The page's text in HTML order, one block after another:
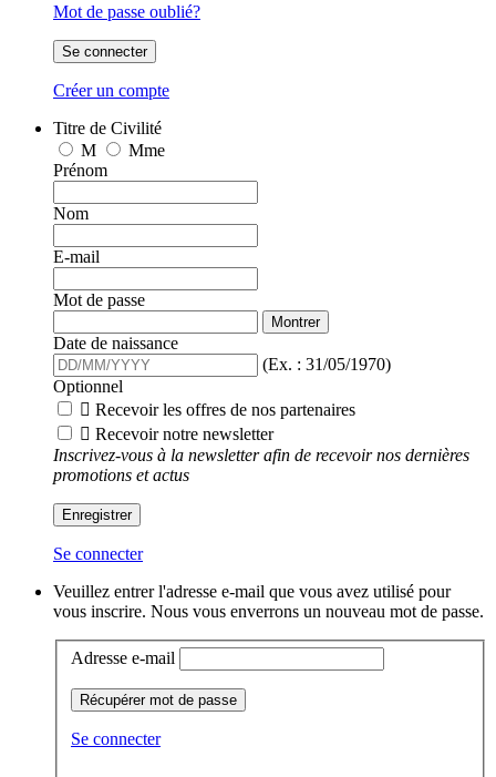
Mot de passe oublié?
Se connecter
Créer un compte
Titre de Civilité
M
Mme
Prénom
Nom
E-mail
Mot de passe
Montrer
Date de naissance
(Ex. : 31/05/1970)
Optionnel
 Recevoir les offres de nos partenaires
 Recevoir notre newsletter
Inscrivez-vous à la newsletter afin de recevoir nos dernières
promotions et actus
Enregistrer
Se connecter
Veuillez entrer l'adresse e-mail que vous avez utilisé pour
vous inscrire. Nous vous enverrons un nouveau mot de passe.
Adresse e-mail
Récupérer mot de passe
Se connecter